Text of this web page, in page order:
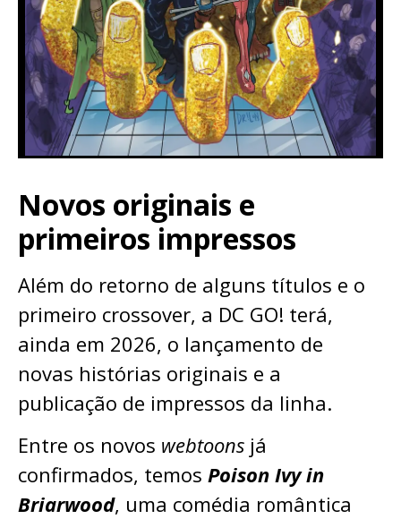
Novos originais e
primeiros impressos
Além do retorno de alguns títulos e o
primeiro crossover, a DC GO! terá,
ainda em 2026, o lançamento de
novas histórias originais e a
publicação de impressos da linha.
Entre os novos webtoons já
confirmados, temos Poison Ivy in
Briarwood, uma comédia romântica